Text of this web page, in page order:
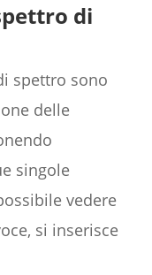
di
spettro sono
delle
singole
vedere
si inserisce